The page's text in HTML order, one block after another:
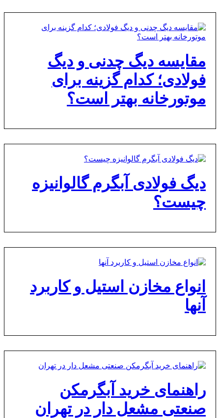
مقایسه دیگ چدنی و دیگ
فولادی؛ کدام گزینه برای
موتورخانه بهتر است؟
دیگ فولادی آبگرم گالوانیزه
چیست؟
انواع مخازن استیل و کاربرد
آنها
راهنمای خرید آبگرمکن
صنعتی مشعل دار در تهران